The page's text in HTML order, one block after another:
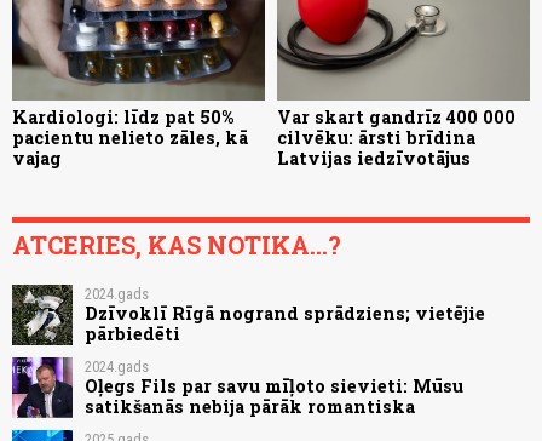
Kardiologi: līdz pat 50%
pacientu nelieto zāles, kā
vajag
Var skart gandrīz 400 000
cilvēku: ārsti brīdina
Latvijas iedzīvotājus
ATCERIES, KAS NOTIKA...?
2024.gads
Dzīvoklī Rīgā nogrand sprādziens; vietējie
pārbiedēti
2024.gads
Oļegs Fils par savu mīļoto sievieti: Mūsu
satikšanās nebija pārāk romantiska